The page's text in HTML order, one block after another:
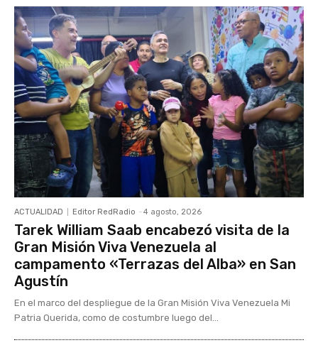
ACTUALIDAD Editor RedRadio - 4 agosto, 2026
Tarek William Saab encabezó visita de la
Gran Misión Viva Venezuela al
campamento «Terrazas del Alba» en San
Agustín
En el marco del despliegue de la Gran Misión Viva Venezuela Mi
Patria Querida, como de costumbre luego del...